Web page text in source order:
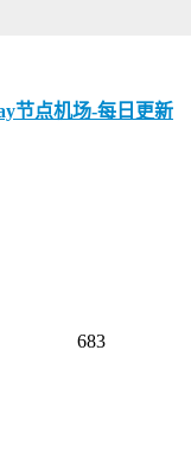
节点机场-每日更新
683